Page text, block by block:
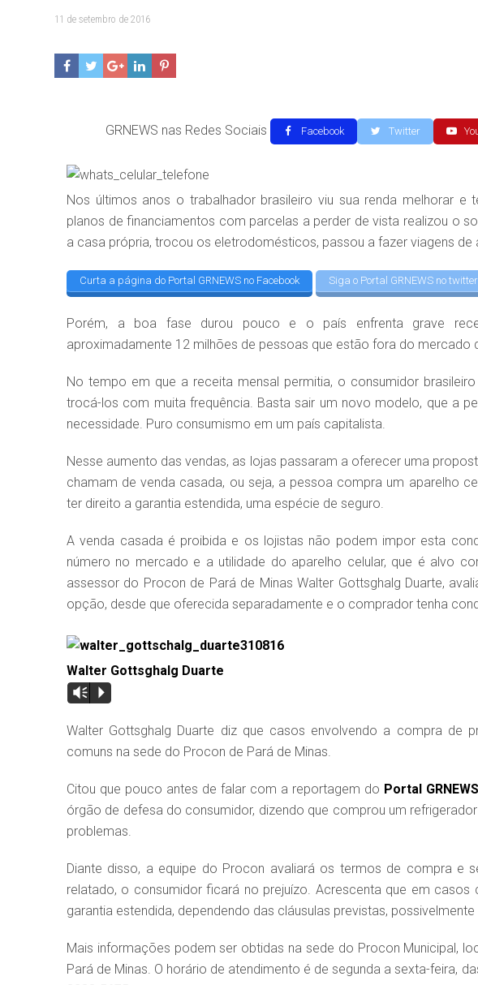
11 de setembro de 2016
GRNEWS nas Redes Sociais Facebook Twitter
Nos últimos anos o trabalhador brasileiro viu sua renda melhorar
planos de financiamentos com parcelas a perder de vista realizou o
a casa própria, trocou os eletrodomésticos, passou a fazer viagens de
Curta a página do Portal GRNEWS no Facebook Siga o Portal GRNEWS no twitter
Porém, a boa fase durou pouco e o país enfrenta grave
aproximadamente 12 milhões de pessoas que estão fora do mercado
No tempo em que a receita mensal permitia, o consumidor
trocá-los com muita frequência. Basta sair um novo modelo, que a
necessidade. Puro consumismo em um país capitalista.
Nesse aumento das vendas, as lojas passaram a oferecer uma
chamam de venda casada, ou seja, a pessoa compra um aparelho
ter direito a garantia estendida, uma espécie de seguro.
A venda casada é proibida e os lojistas não podem impor esta
número no mercado e a utilidade do aparelho celular, que é alvo
assessor do Procon de Pará de Minas Walter Gottsghalg Duarte,
opção, desde que oferecida separadamente e o comprador tenha
Walter Gottsghalg Duarte
Vm P
Walter Gottsghalg Duarte diz que casos envolvendo a compra de
comuns na sede do Procon de Pará de Minas.
Citou que pouco antes de falar com a reportagem do Portal GRNEWS
órgão de defesa do consumidor, dizendo que comprou um
problemas.
Diante disso, a equipe do Procon avaliará os termos de compra e
relatado, o consumidor ficará no prejuízo. Acrescenta que em
garantia estendida, dependendo das cláusulas previstas,
Mais informações podem ser obtidas na sede do Procon Municipal,
Pará de Minas. O horário de atendimento é de segunda a sexta-feira,